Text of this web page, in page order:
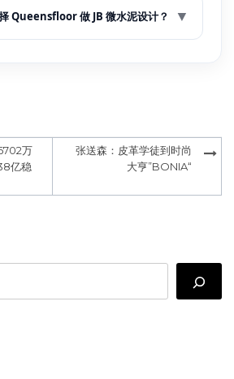
Queensfloor 做 JB 微水泥设计？ ▼
万
亿稳
张送森：皮革学徒到时尚
大亨”BONIA“